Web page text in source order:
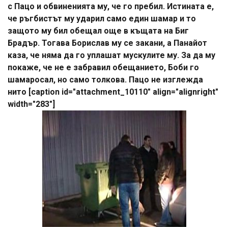
с Пацо и обвиненията му, че го пребил. Истината е,
че ръгбистът му ударил само един шамар и то
защото му бил обещал още в къщата на Биг
Брадър. Тогава Борислав му се закани, а Панайот
каза, че няма да го уплашат мускулите му. За да му
покаже, че не е забравил обещанието, Боби го
шамаросал, но само толкова. Пацо не изглежда
нито [caption id="attachment_10110" align="alignright"
width="283"]